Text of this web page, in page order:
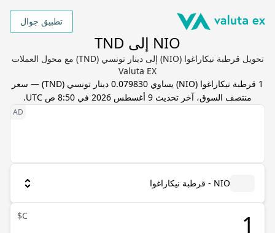
تطبيق جوال
NIO إلى TND
تحويل قرطبة نيكاراغوا (NIO) إلى دينار تونسي (TND) مع محول العملات
Valuta EX
1 قرطبة نيكاراغوا (
NIO) يساوي 0.079830 دينار تونسي (
TND) — سعر
منتصف السوق، آخر تحديث 9 أغسطس 2026 في 8:50 ص UTC .
NIO - قرطبة نيكاراغوا
C$